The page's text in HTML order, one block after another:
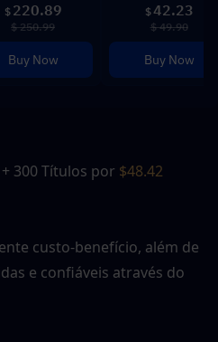
$ 220.89
$ 250.99
Buy Now
$42.23
$ 49.90
Buy Now
300 Títulos por $48.42
custo-benefício, além de
e confiáveis através do